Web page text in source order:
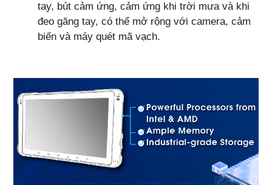
tay, bút cảm ứng, cảm ứng khi trời mưa và khi
đeo găng tay, có thể mở rộng với camera, cảm
biến và máy quét mã vạch.